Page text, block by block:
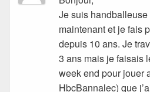
Je suis
maintenant et je fais
depuis 10 ans. Je
3 ans mais je faisais
week end pour jouer
HbcBannalec) que